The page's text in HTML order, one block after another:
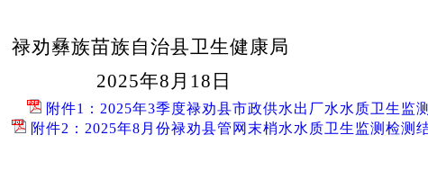
禄劝彝族苗族自治县卫生健康局
2025年8 月 18 日
附件1：2025年3季度禄劝县市政供水出厂水水质卫生监测
附件2：2025年8月份禄劝县管网末梢水水质卫生监测检测